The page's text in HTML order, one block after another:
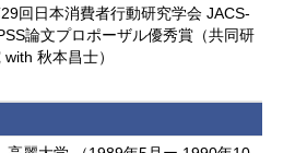
回日本消費者行動研究学会 JACS-
論文プロポーザル優秀賞（共同研
with 秋本昌士）